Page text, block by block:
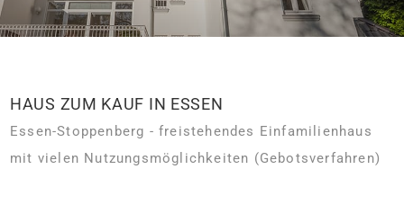
HAUS ZUM KAUF IN ESSEN
Essen-Stoppenberg - freistehendes Einfamilienhaus
mit vielen Nutzungsmöglichkeiten (Gebotsverfahren)